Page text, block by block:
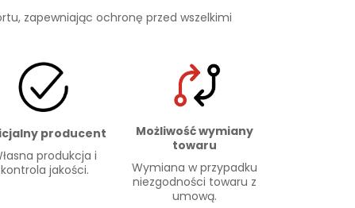
zapewniając ochronę przed wszelkimi
producent
produkcja i
kontrola jakości.
Możliwość wymiany
towaru
Wymiana w przypadku
niezgodności towaru z
umową.